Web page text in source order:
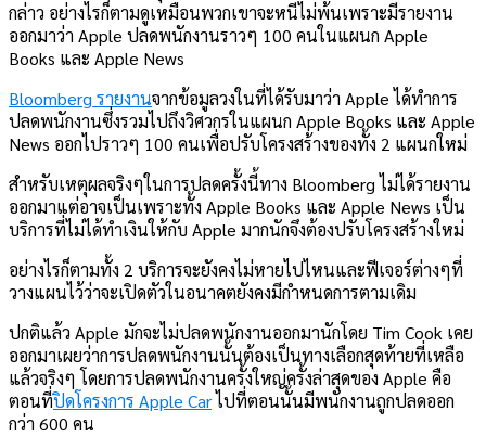
กล่าว อย่างไรก็ตามดูเหมือนพวกเขาจะหนีไม่พ้นเพราะมีรายงาน
ออกมาว่า Apple ปลดพนักงานราวๆ 100 คนในแผนก Apple
Books และ Apple News
Bloomberg รายงานจากข้อมูลวงในที่ได้รับมาว่า Apple ได้ทำการ
ปลดพนักงานซึ่งรวมไปถึงวิศวกรในแผนก Apple Books และ Apple
News ออกไปราวๆ 100 คนเพื่อปรับโครงสร้างของทั้ง 2 แผนกใหม่
สำหรับเหตุผลจริงๆในการปลดครั้งนี้ทาง Bloomberg ไม่ได้รายงาน
ออกมาแต่อาจเป็นเพราะทั้ง Apple Books และ Apple News เป็น
บริการที่ไม่ได้ทำเงินให้กับ Apple มากนักจึงต้องปรับโครงสร้างใหม่
อย่างไรก็ตามทั้ง 2 บริการจะยังคงไม่หายไปไหนและฟีเจอร์ต่างๆที่
วางแผนไว้ว่าจะเปิดตัวในอนาคตยังคงมีกำหนดการตามเดิม
ปกติแล้ว Apple มักจะไม่ปลดพนักงานออกมานักโดย Tim Cook เคย
ออกมาเผยว่าการปลดพนักงานนั้นต้องเป็นทางเลือกสุดท้ายที่เหลือ
แล้วจริงๆ โดยการปลดพนักงานครั้งใหญ่ครั้งล่าสุดของ Apple คือ
ตอนที่ปิดโครงการ Apple Carไปที่ตอนนั้นมีพนักงานถูกปลดออก
กว่า 600 คน